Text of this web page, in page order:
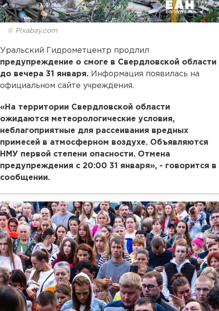
© Pixabay.com
Уральский Гидрометцентр продлил
предупреждение о смоге в Свердловской области
до вечера 31 января. Информация появилась на
официальном сайте учреждения.
«На территории Свердловской области
ожидаются метеорологические условия,
неблагоприятные для рассеивания вредных
примесей в атмосферном воздухе. Объявляются
НМУ первой степени опасности. Отмена
предупреждения с 20:00 31 января», - говорится в
сообщении.